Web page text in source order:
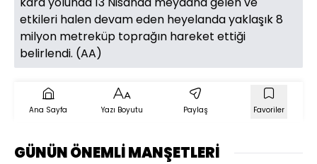
etkileri halen devam eden heyelanda yaklaşık 8
milyon metreküp toprağın hareket ettiği
belirlendi. (AA)
Ana Sayfa Yazı Boyutu Paylaş Favoriler
GÜNÜN ÖNEMLİ MANŞETLERİ